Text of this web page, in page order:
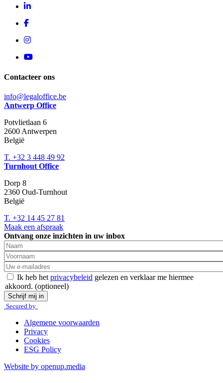
Contacteer ons
info@legaloffice.be
Antwerp Office
Potvlietlaan 6
2600 Antwerpen
België
T. +32 3 448 49 92
Turnhout Office
Dorp 8
2360 Oud-Turnhout
België
T. +32 14 45 27 81
Maak een afspraak
Ontvang onze inzichten in uw inbox
Naam
Voornaam
Ik heb het privacybeleid gelezen en verklaar me hiermee
akkoord. (optioneel)
Schrijf mij in
Secured by
Algemene voorwaarden
Privacy
Cookies
ESG Policy
Website by openup.media